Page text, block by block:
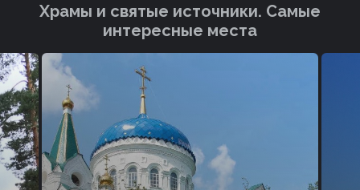
Храмы и святые источники. Cамые
интересные места